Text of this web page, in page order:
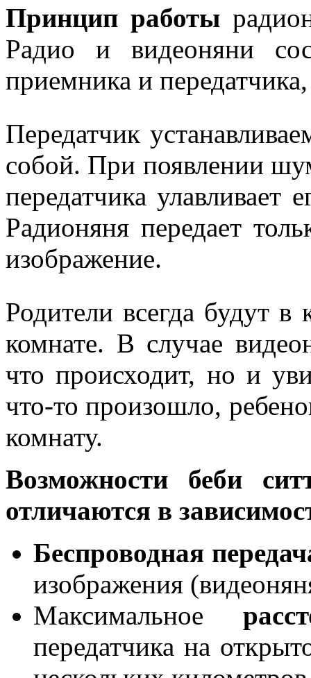
Принцип работы
Радио и видеоняни
приемника и
Передатчик
собой. При появлении
передатчика улавливает
Радионяня передает
изображение.
Родители всегда будут в
комнате. В случае
что происходит, но и
что-то произошло,
комнату.
Возможности беби
отличаются в
Беспроводная
изображения
Максимальное
передатчика на